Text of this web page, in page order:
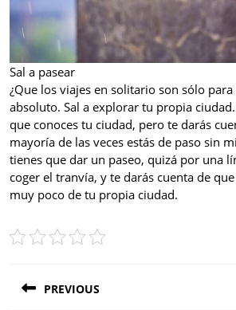
Sal a pasear
¿Que los viajes en solitario son sólo para
absoluto. Sal a explorar tu propia
que conoces tu ciudad, pero te darás
mayoría de las veces estás de paso sin
tienes que dar un paseo, quizá por una
coger el tranvía, y te darás cuenta de
muy poco de tu propia ciudad.
navigation
PREVIOUS